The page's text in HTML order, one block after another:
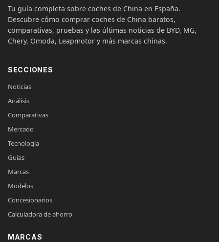
Tu guía completa sobre coches de China en España.
Descubre cómo comprar coches de China baratos,
comparativas, pruebas y las últimas noticias de BYD, MG,
Chery, Omoda, Leapmotor y más marcas chinas.
SECCIONES
Noticias
Análisis
Comparativas
Mercado
Tecnología
Guías
Marcas
Modelos
Concesionarios
Calculadora de ahorro
MARCAS